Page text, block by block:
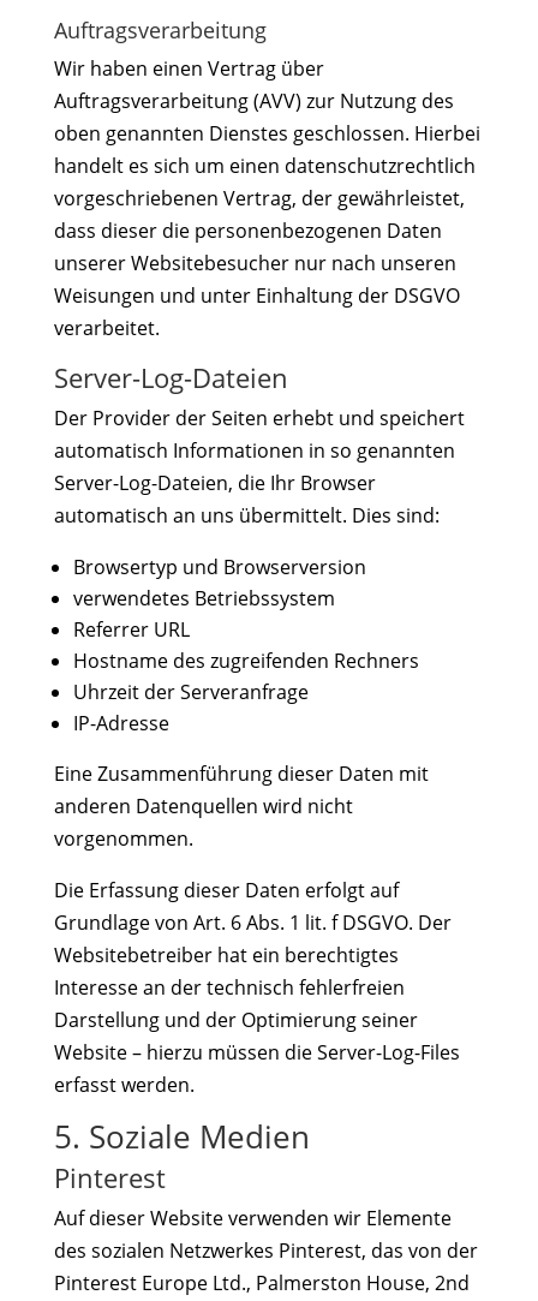
Auftragsverarbeitung
Wir haben einen Vertrag über
Auftragsverarbeitung (AVV) zur Nutzung des
oben genannten Dienstes geschlossen. Hierbei
handelt es sich um einen datenschutzrechtlich
vorgeschriebenen Vertrag, der gewährleistet,
dass dieser die personenbezogenen Daten
unserer Websitebesucher nur nach unseren
Weisungen und unter Einhaltung der DSGVO
verarbeitet.
Server-Log-Dateien
Der Provider der Seiten erhebt und speichert
automatisch Informationen in so genannten
Server-Log-Dateien, die Ihr Browser
automatisch an uns übermittelt. Dies sind:
Browsertyp und Browserversion
verwendetes Betriebssystem
Referrer URL
Hostname des zugreifenden Rechners
Uhrzeit der Serveranfrage
IP-Adresse
Eine Zusammenführung dieser Daten mit
anderen Datenquellen wird nicht
vorgenommen.
Die Erfassung dieser Daten erfolgt auf
Grundlage von Art. 6 Abs. 1 lit. f DSGVO. Der
Websitebetreiber hat ein berechtigtes
Interesse an der technisch fehlerfreien
Darstellung und der Optimierung seiner
Website – hierzu müssen die Server-Log-Files
erfasst werden.
5. Soziale Medien
Pinterest
Auf dieser Website verwenden wir Elemente
des sozialen Netzwerkes Pinterest, das von der
Pinterest Europe Ltd., Palmerston House, 2nd